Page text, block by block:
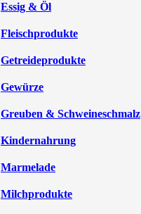
Essig & Öl
Fleischprodukte
Getreideprodukte
Gewürze
Greuben & Schweineschmalz
Kindernahrung
Marmelade
Milchprodukte